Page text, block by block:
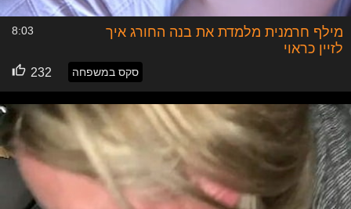
מילף חרמנית מלמדת את בנה החורג איך
לזיין כראוי
8:03
סקס במשפחה 232